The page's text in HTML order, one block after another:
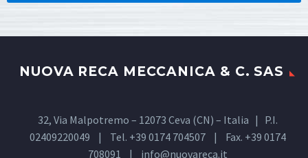
NUOVA RECA MECCANICA & C. SAS
32, Via Malpotremo – 12073 Ceva (CN) – Italia | P.I.
02409220049 | Tel. +39 0174 704507 | Fax. +39 0174
708091 | info@nuovareca.it